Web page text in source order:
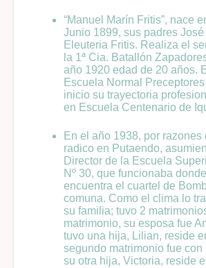
“Manuel Marín Fritis”, nace
Junio 1899, sus padres
Eleuteria Fritis. Realiza el
la 1ª Cia. Batallón
año 1920 edad de 20 años.
Escuela Normal
inicio su trayectoria
en Escuela Centenario de
En el año 1938, por razones
radico en Putaendo,
Director de la Escuela
Nº 30, que funcionaba
encuentra el cuartel de
comuna. Como el clima lo
su familia; tuvo 2
matrimonio, su esposa fue
tuvo una hija, Lilian, reside
segundo matrimonio fue con
su otra hija, Victoria, reside